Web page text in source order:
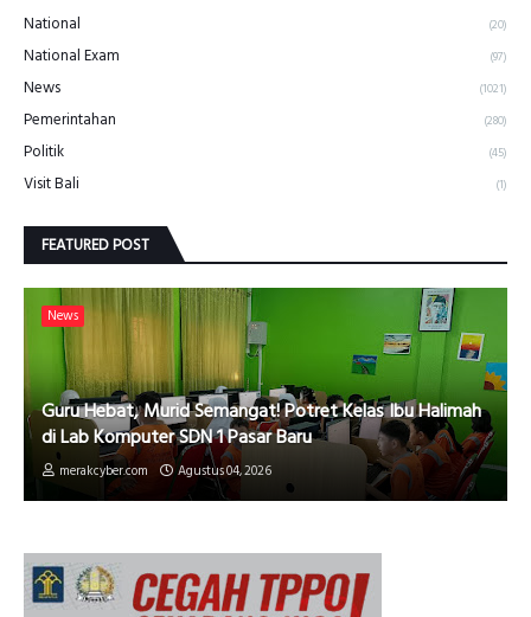
National (20)
National Exam (97)
News (1021)
Pemerintahan (280)
Politik (45)
Visit Bali (1)
FEATURED POST
News
Guru Hebat, Murid Semangat! Potret Kelas Ibu Halimah
di Lab Komputer SDN 1 Pasar Baru
merakcyber.com Agustus 04, 2026